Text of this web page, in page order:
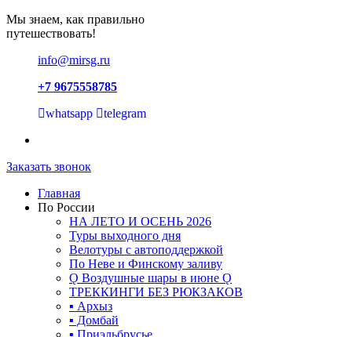
Мы знаем, как правильно
путешествовать!
info@mirsg.ru
+7 9675558785
whatsapp
telegram
Заказать звонок
Главная
По России
НА ЛЕТО И ОСЕНЬ 2026
Туры выходного дня
Велотуры с автоподдержкой
По Неве и Финскому заливу
Ǫ Воздушные шары в июне Ǫ
ТРЕККИНГИ БЕЗ РЮКЗАКОВ
▪ Архыз
▪ Домбай
▪ Приэльбрусье